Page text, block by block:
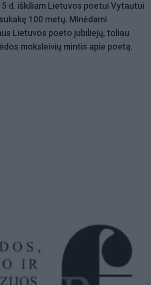
d. iškiliam Lietuvos poetui Vytautui
100 metų. Minėdami
Lietuvos poeto jubiliejų, toliau
moksleivių mintis apie poetą.